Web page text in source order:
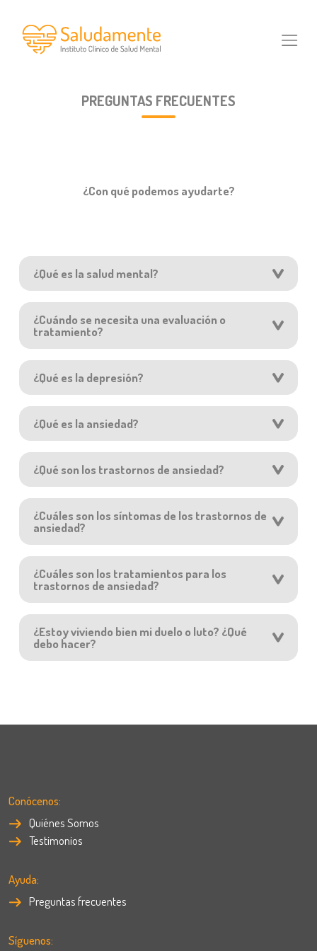
content
PREGUNTAS FRECUENTES
¿Con qué podemos ayudarte?
¿Qué es la salud mental?
¿Cuándo se necesita una evaluación o
tratamiento?
¿Qué es la depresión?
¿Qué es la ansiedad?
¿Qué son los trastornos de ansiedad?
¿Cuáles son los síntomas de los trastornos de
ansiedad?
¿Cuáles son los tratamientos para los
trastornos de ansiedad?
¿Estoy viviendo bien mi duelo o luto? ¿Qué
debo hacer?
Conócenos:
Quiénes Somos
Testimonios
Ayuda:
Preguntas frecuentes
Síguenos: